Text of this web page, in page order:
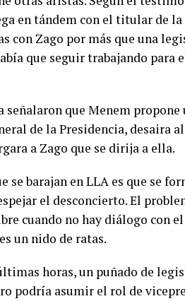
en tándem con el titular de
con Zago por más que una
que seguir trabajando para
señalaron que Menem
de la Presidencia, desaira
a Zago que se dirija a ella.
se barajan en LLA es que se
el desconcierto. El
cuando no hay diálogo con
un nido de ratas.
horas, un puñado de
podría asumir el rol de